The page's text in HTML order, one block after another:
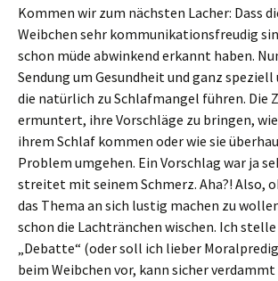
Kommen wir zum nächsten Lacher: Dass
Weibchen sehr kommunikationsfreudig
schon müde abwinkend erkannt haben.
Sendung um Gesundheit und ganz speziell
die natürlich zu Schlafmangel führen. Die
ermuntert, ihre Vorschläge zu bringen,
ihrem Schlaf kommen oder wie sie
Problem umgehen. Ein Vorschlag war ja
streitet mit seinem Schmerz. Aha?! Also,
das Thema an sich lustig machen zu
schon die Lachtränchen wischen. Ich
„Debatte“ (oder soll ich lieber
beim Weibchen vor, kann sicher